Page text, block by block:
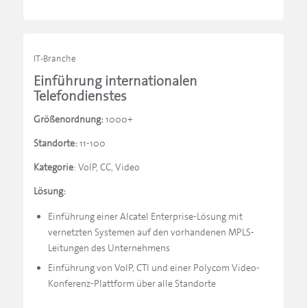
IT-Branche
Einführung internationalen
Telefondienstes
Größenordnung:1000+
Standorte:11-100
Kategorie: VoIP, CC, Video
Lösung:
Einführung einer Alcatel Enterprise-Lösung mit
vernetzten Systemen auf den vorhandenen MPLS-
Leitungen des Unternehmens
Einführung von VoIP, CTI und einer Polycom Video-
Konferenz-Plattform über alle Standorte